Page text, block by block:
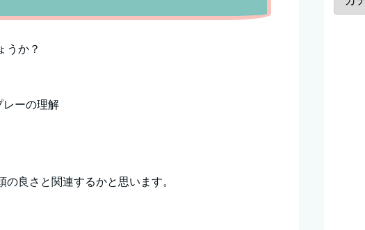
うか？
レーの理解
良さと関連するかと思います。